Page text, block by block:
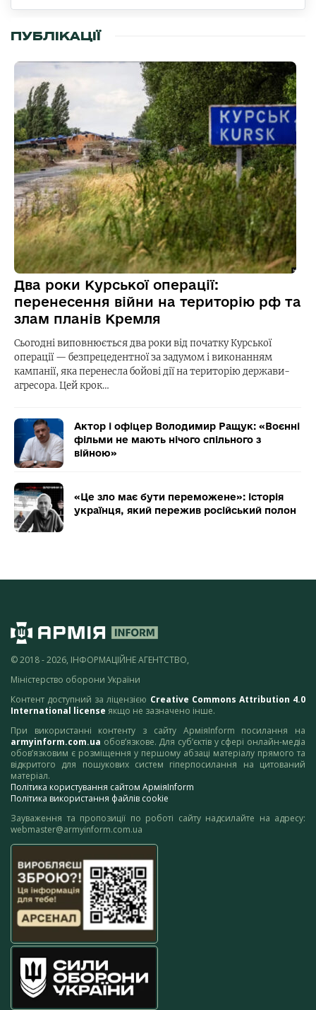
ПУБЛІКАЦІЇ
Два роки Курської операції:
перенесення війни на територію рф та
злам планів Кремля
Сьогодні виповнюється два роки від початку Курської
операції — безпрецедентної за задумом і виконанням
кампанії, яка перенесла бойові дії на територію держави-
агресора. Цей крок…
Актор і офіцер Володимир Ращук: «Воєнні
фільми не мають нічого спільного з
війною»
«Це зло має бути переможене»: історія
українця, який пережив російський полон
© 2018 - 2026, ІНФОРМАЦІЙНЕ АГЕНТСТВО,
Міністерство оборони України
Контент доступний за ліцензією Creative Commons Attribution 4.0
International license якщо не зазначено інше.
При використанні контенту з сайту АрміяInform посилання на
armyinform.com.ua обов’язкове. Для суб’єктів у сфері онлайн-медіа
обов’язковим є розміщення у першому абзаці матеріалу прямого та
відкритого для пошукових систем гіперпосилання на цитований
матеріал.
Політика користування сайтом АрміяInform
Політика використання файлів cookie
Зауваження та пропозиції по роботі сайту надсилайте на адресу:
webmaster@armyinform.com.ua